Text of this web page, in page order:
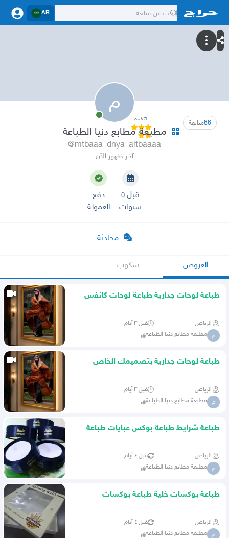
AR
م
66متابعة 1تقييم
مطبعة مطابع دنيا الطباعة
@mtbaaa_dnya_altbaaaa
آخر ظهور الآن
قبل ٥
سنوات
دفع
العمولة
محادثة
العروض سكوب
طباعة لوحات جدارية طباعة لوحات كانفس
الرياض قبل ٣ أيام
م مطبعة مطابع دنيا الطباعة
طباعة لوحات جدارية بتصميمك الخاص
الرياض قبل ٣ أيام
م مطبعة مطابع دنيا الطباعة
طباعة شرايط طباعة بوكس عبايات طباعة
الرياض قبل ٤ أيام
م مطبعة مطابع دنيا الطباعة
طباعة بوكسات خلية طباعة بوكسات
الرياض قبل ٤ أيام
م مطبعة مطابع دنيا الطباعة